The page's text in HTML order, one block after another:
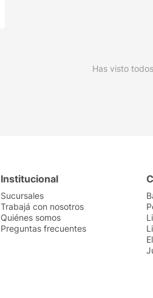
Has visto
Institucional
Sucursales
Trabajá con nosotros
Quiénes somos
Preguntas frecuentes